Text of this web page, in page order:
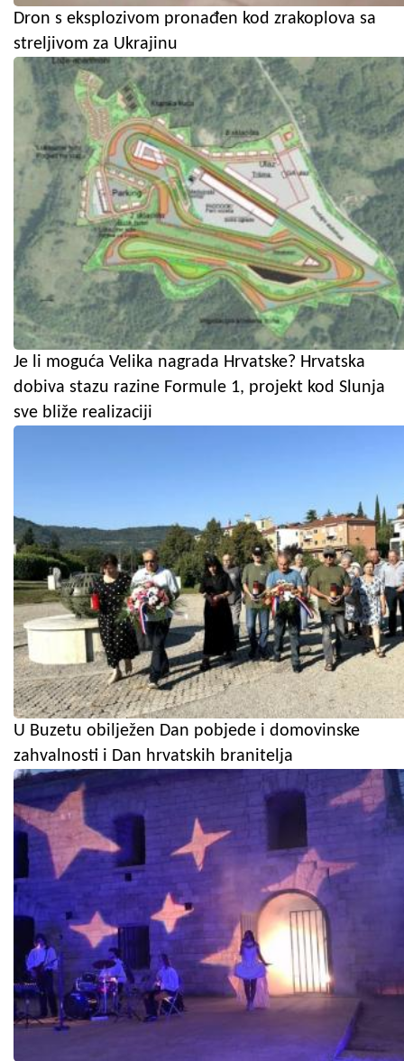
Dron s eksplozivom pronađen kod zrakoplova sa
streljivom za Ukrajinu
Je li moguća Velika nagrada Hrvatske? Hrvatska
dobiva stazu razine Formule 1, projekt kod Slunja
sve bliže realizaciji
U Buzetu obilježen Dan pobjede i domovinske
zahvalnosti i Dan hrvatskih branitelja